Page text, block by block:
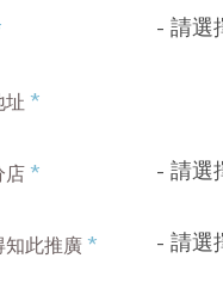
- 請選
址 *
店 * - 請選
知此推廣 * - 請選